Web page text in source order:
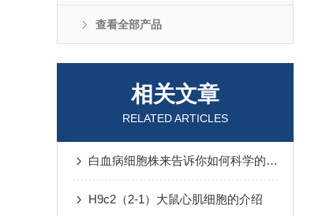
查看全部产品
相关文章
RELATED ARTICLES
白血病细胞株来告诉你如何科学的预防白血病
H9c2（2-1）大鼠心肌细胞的介绍